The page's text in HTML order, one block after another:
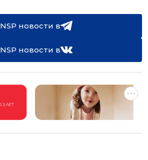
NSP новости в
NSP новости в